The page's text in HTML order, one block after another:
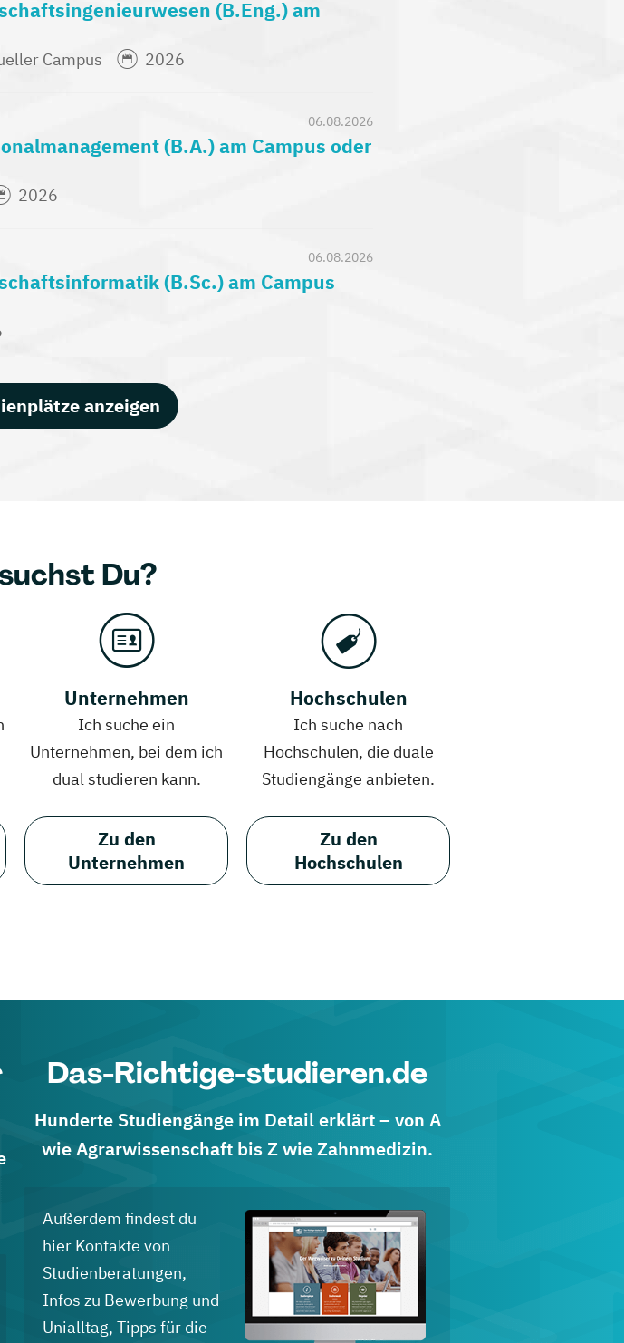
(B.Eng.) am
Campus 2026
06.08.2026
(B.A.) am Campus oder
2026
06.08.2026
(B.Sc.) am Campus
anzeigen
Du?
Unternehmen
Ich suche ein
Unternehmen, bei dem ich
dual studieren kann.
Zu den
Unternehmen
Hochschulen
Ich suche nach
Hochschulen, die duale
Studiengänge anbieten.
Zu den
Hochschulen
Das-Richtige-studieren.de
Hunderte Studiengänge im Detail erklärt – von A
wie Agrarwissenschaft bis Z wie Zahnmedizin.
Außerdem findest du
hier Kontakte von
Studienberatungen,
Infos zu Bewerbung und
Unialltag, Tipps für die